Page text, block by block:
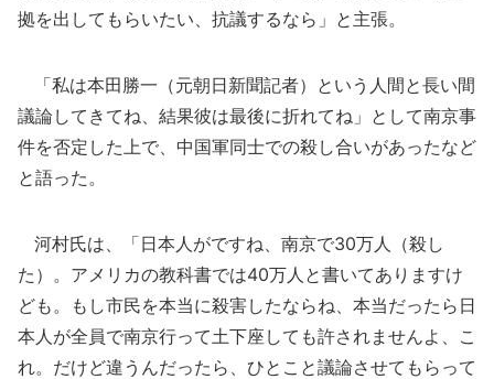
拠を出してもらいたい、抗議するなら」と主張。
「私は本田勝一（元朝日新聞記者）という人間と長い間
議論してきてね、結果彼は最後に折れてね」として南京事
件を否定した上で、中国軍同士での殺し合いがあったなど
と語った。
河村氏は、「日本人がですね、南京で30万人（殺し
た）。アメリカの教科書では40万人と書いてありますけ
ども。もし市民を本当に殺害したならね、本当だったら日
本人が全員で南京行って土下座しても許されませんよ、こ
れ。だけど違うんだったら、ひとこと議論させてもらって